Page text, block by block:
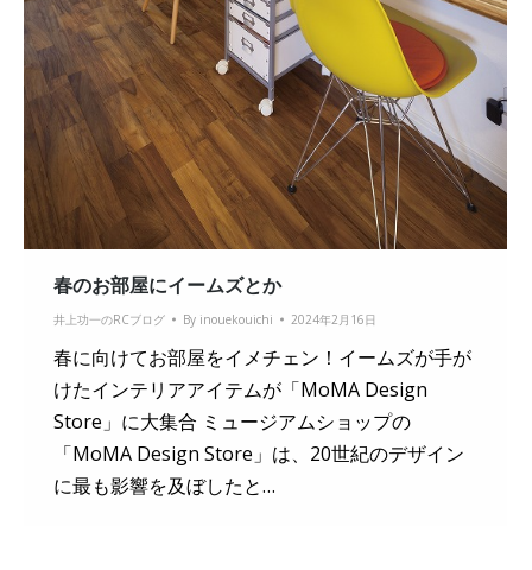
春のお部屋にイームズとか
井上功一のRCブログ By inouekouichi 2024年2月16日
春に向けてお部屋をイメチェン！イームズが手が
けたインテリアアイテムが「MoMA Design
Store」に大集合 ミュージアムショップの
「MoMA Design Store」は、20世紀のデザイン
に最も影響を及ぼしたと…